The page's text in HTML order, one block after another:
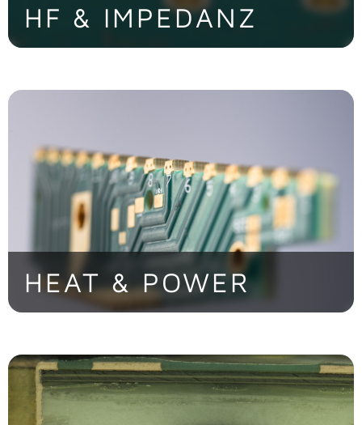
HF & IMPEDANZ
Verlustarme Signalübertragung und
und Hochfrequenz‑Anwendungen
> Jetzt entdecken
HEAT & POWER
Thermomanagement für
Entwärmungskonzepte für hohe
Stromstärken